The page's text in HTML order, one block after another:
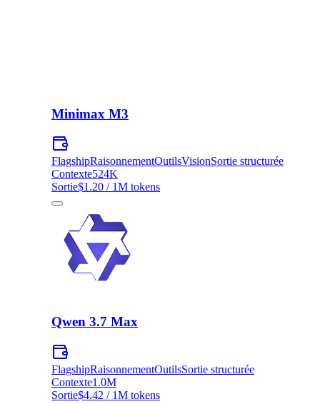
Minimax M3
FlagshipRaisonnementOutilsVisionSortie structurée
Contexte524K
Sortie$1.20 / 1M tokens
Qwen 3.7 Max
FlagshipRaisonnementOutilsSortie structurée
Contexte1.0M
Sortie$4.42 / 1M tokens